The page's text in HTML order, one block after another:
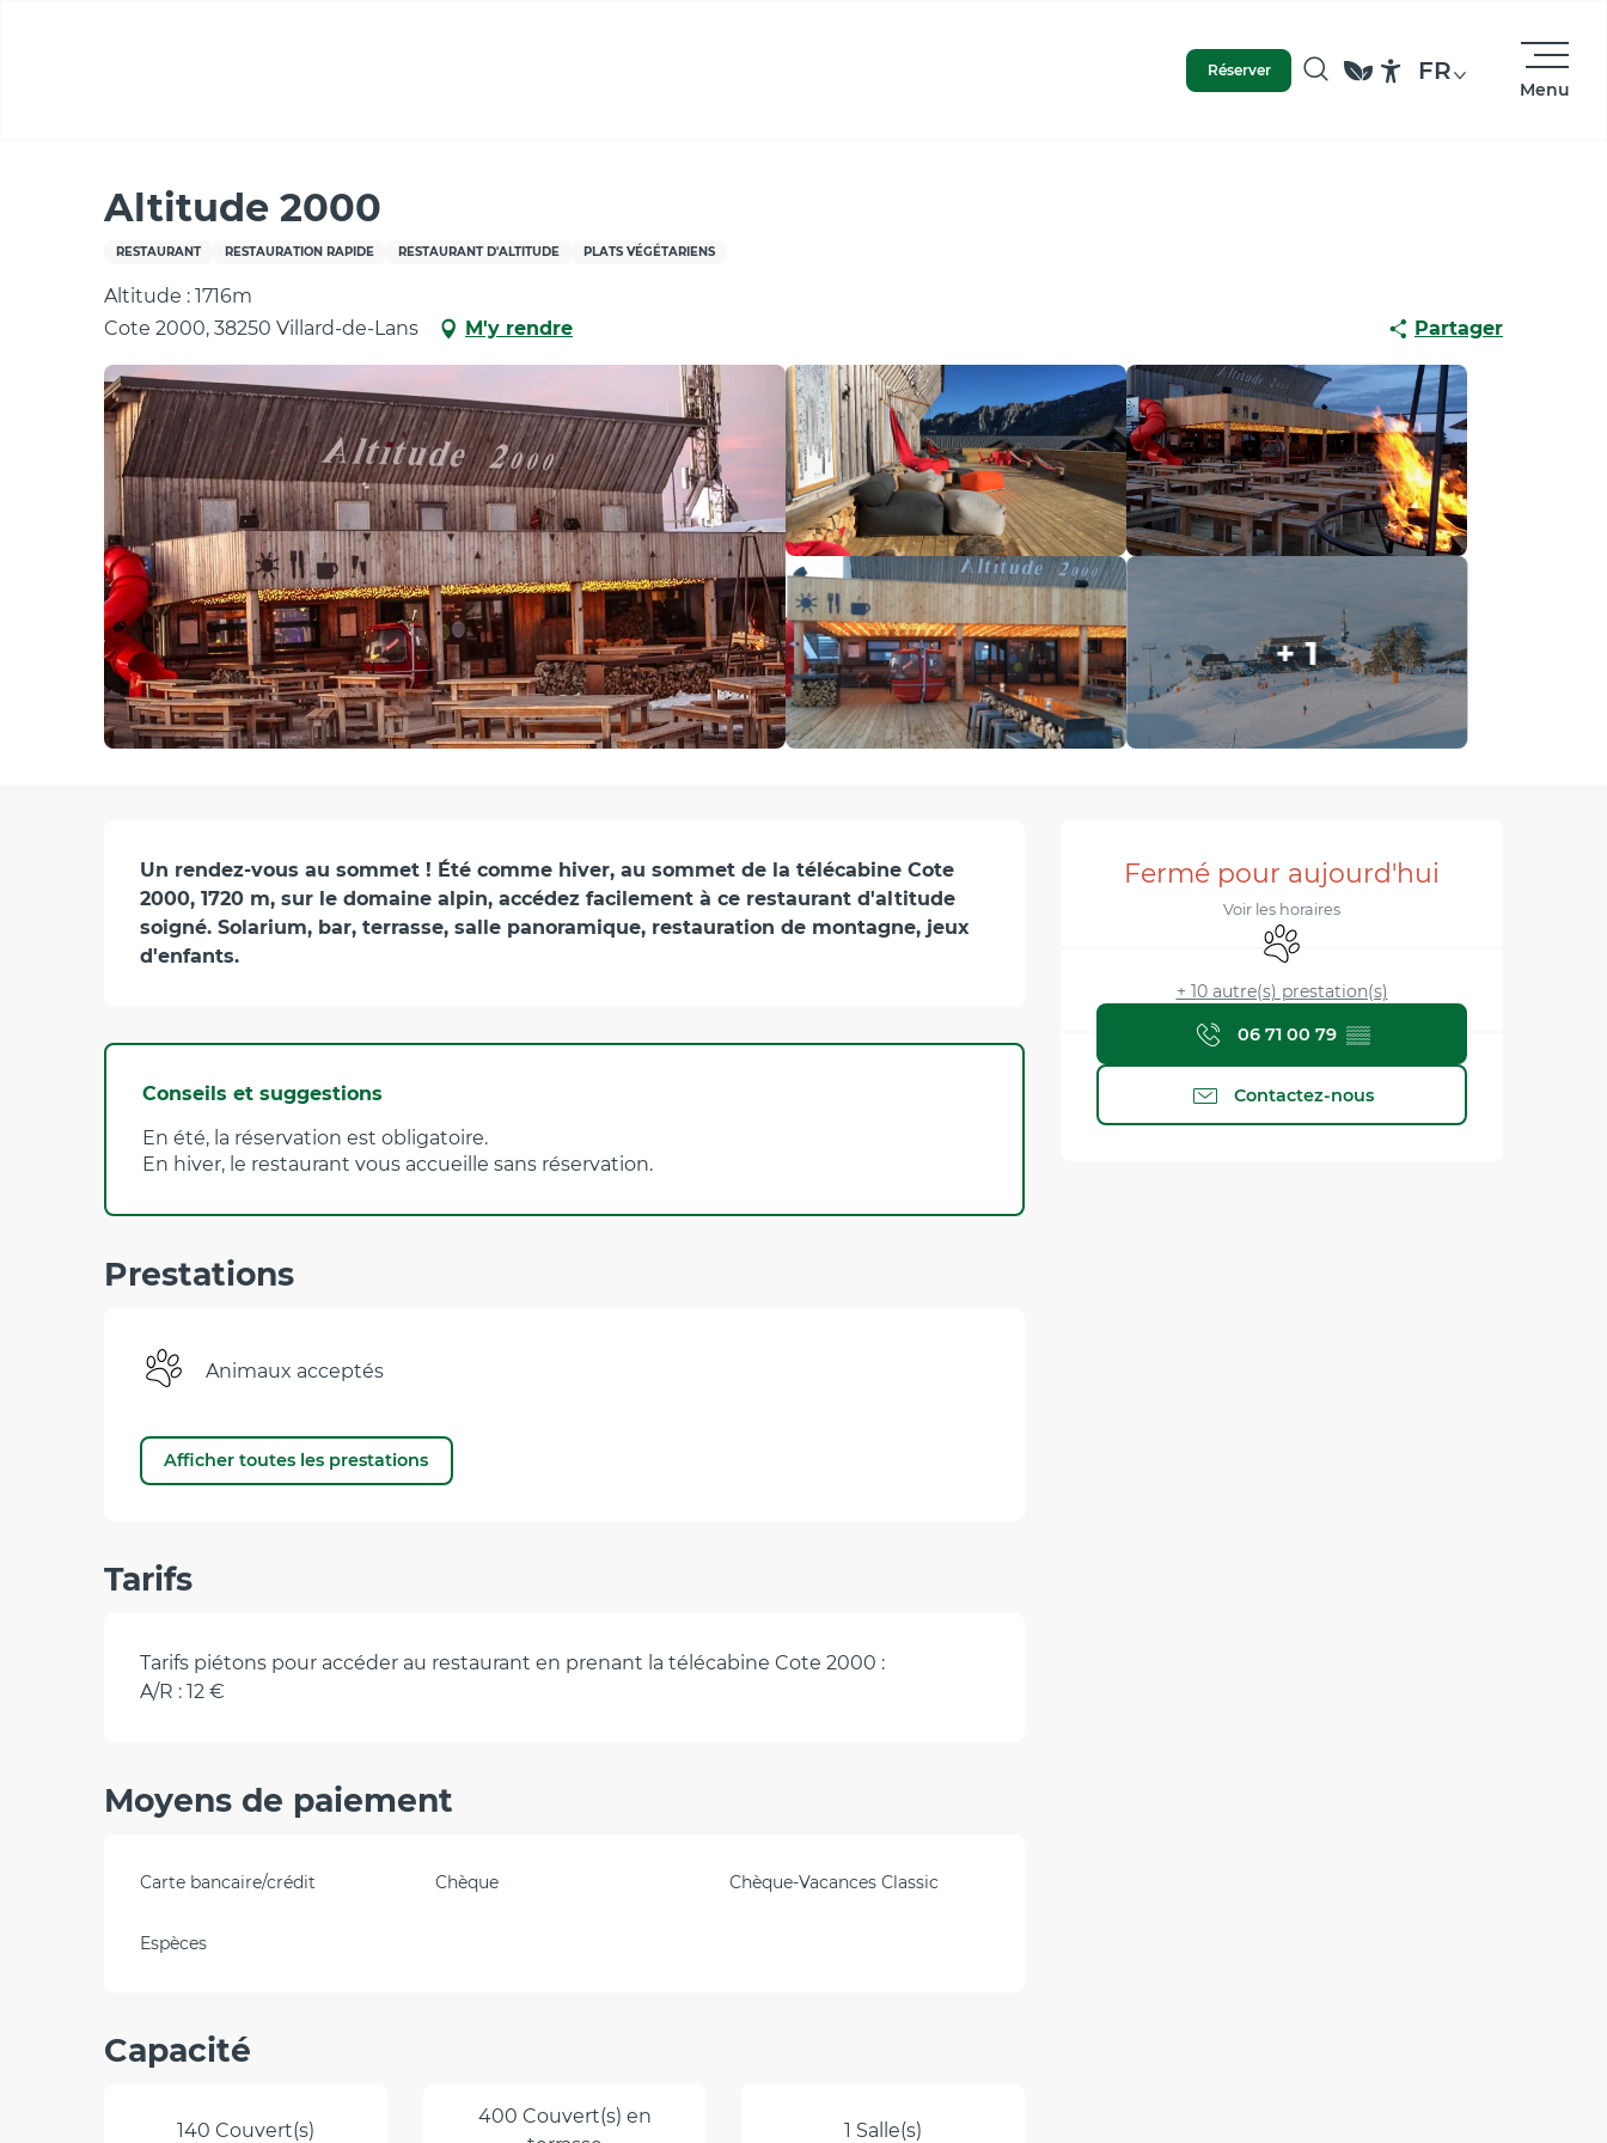
Menu
Réserver
Accessibilité
FR
Altitude 2000
RESTAURANT RESTAURATION RAPIDE RESTAURANT D'ALTITUDE PLATS VÉGÉTARIENS
Altitude : 1716m
Cote 2000, 38250 Villard-de-Lans
M'y rendre Partager
+ 1
Ouverture et
Fermé pour aujourd'hui
Voir les horaires
Animaux acceptés
+ 10 autre(s) prestation(s)
06 71 00 79 ▒▒
Contactez-nous
Description
Un rendez-vous au sommet ! Été comme hiver, au sommet de la télécabine Cote
2000, 1720 m, sur le domaine alpin, accédez facilement à ce restaurant d'altitude
soigné. Solarium, bar, terrasse, salle panoramique, restauration de montagne, jeux
d'enfants.
Conseils et suggestions
En été, la réservation est obligatoire.
En hiver, le restaurant vous accueille sans réservation.
Prestations
Animaux acceptés
Afficher toutes les prestations
Tarifs
Tarifs piétons pour accéder au restaurant en prenant la télécabine Cote 2000 :
A/R : 12 €
Moyens de paiement
Carte bancaire/crédit Chèque Chèque-Vacances Classic
Espèces
Capacité
140 Couvert(s)
400 Couvert(s) en
1 Salle(s)